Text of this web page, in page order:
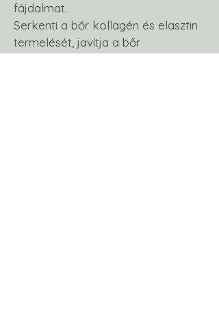
fájdalmat.
Serkenti a bőr kollagén és elasztin
termelését, javítja a bőr